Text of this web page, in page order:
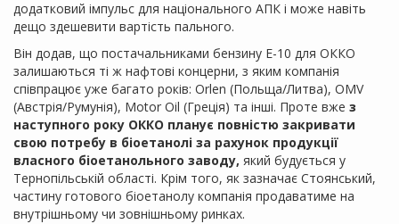
додатковий імпульс для національного АПК і може навіть
дещо здешевити вартість пального.
Він додав, що постачальниками бензину Е-10 для ОККО
залишаються ті ж нафтові концерни, з яким компанія
співпрацює уже багато років: Orlen (Польща/Литва), OMV
(Австрія/Румунія), Motor Oil (Греція) та інші. Проте вже з
наступного року ОККО планує повністю закривати
свою потребу в біоетанолі за рахунок продукції
власного біоетанольного заводу, який будується у
Тернопільській області. Крім того, як зазначає Стоянський,
частину готового біоетанолу компанія продаватиме на
внутрішньому чи зовнішньому ринках.